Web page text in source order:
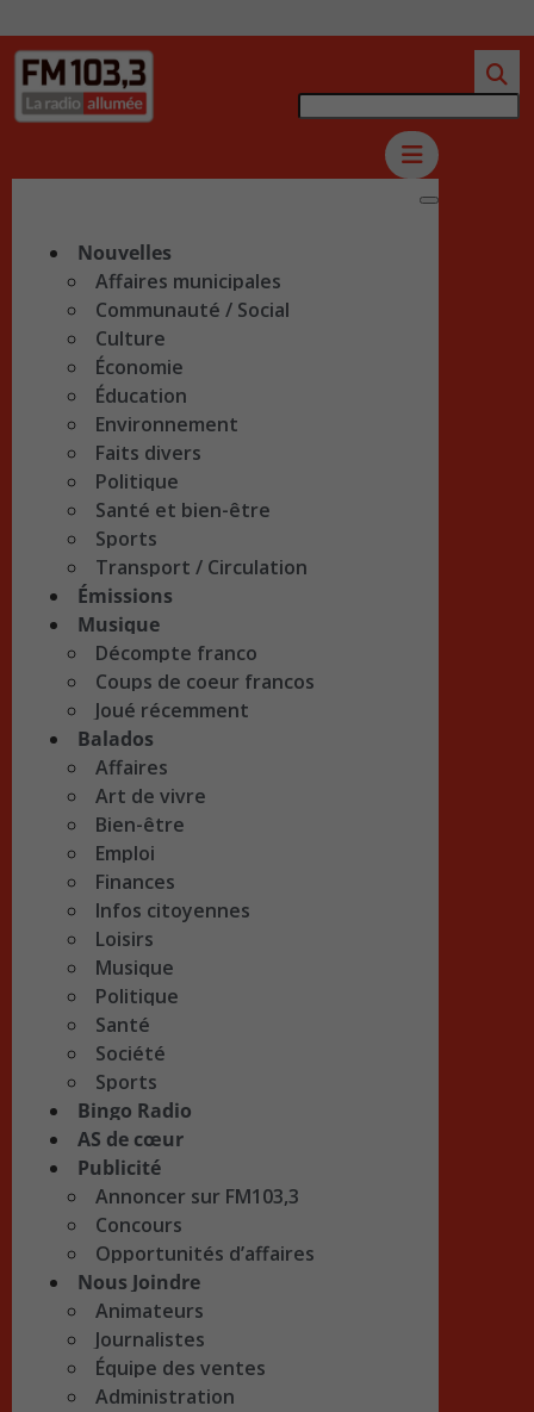
Nouvelles
Affaires municipales
Communauté / Social
Culture
Économie
Éducation
Environnement
Faits divers
Politique
Santé et bien-être
Sports
Transport / Circulation
Émissions
Musique
Décompte franco
Coups de coeur francos
Joué récemment
Balados
Affaires
Art de vivre
Bien-être
Emploi
Finances
Infos citoyennes
Loisirs
Musique
Politique
Santé
Société
Sports
Bingo Radio
AS de cœur
Publicité
Annoncer sur FM103,3
Concours
Opportunités d’affaires
Nous Joindre
Animateurs
Journalistes
Équipe des ventes
Administration